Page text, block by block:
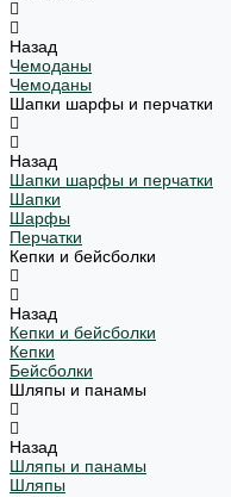
Назад
Чемоданы
Чемоданы
Шапки шарфы и перчатки
Назад
Шапки шарфы и перчатки
Шапки
Шарфы
Перчатки
Кепки и бейсболки
Назад
Кепки и бейсболки
Кепки
Бейсболки
Шляпы и панамы
Назад
Шляпы и панамы
Шляпы